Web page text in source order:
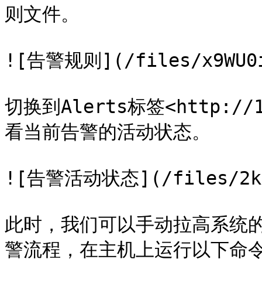
则文件。
![告警规则](/files/
切换到Alerts标签
看当前告警的活动状态。
![告警活动状态](/files/
此时，我们可以手动拉高系统
警流程，在主机上运行以下命